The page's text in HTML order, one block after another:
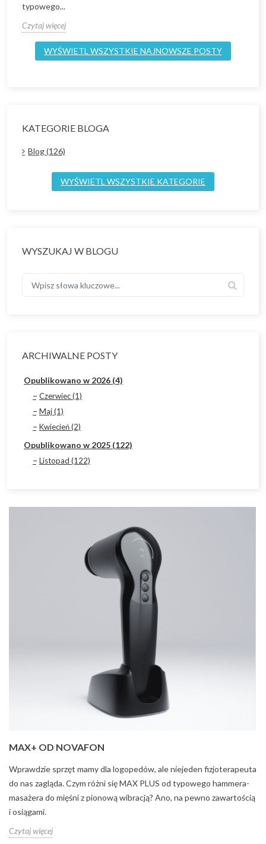
typowego...
Czytaj więcej
WYŚWIETL WSZYSTKIE NAJNOWSZE POSTY
KATEGORIE BLOGA
Blog (126)
WYŚWIETL WSZYSTKIE KATEGORIE
WYSZUKAJ W BLOGU
ARCHIWALNE POSTY
Opublikowano w 2026 (4)
Czerwiec (1)
Maj (1)
Kwiecień (2)
Opublikowano w 2025 (122)
Listopad (122)
MAX+ OD NOVAFON
Wprawdzie sprzęt mamy dla logopedów, ale niejeden fizjoterapeuta
do nas zagląda. Czym różni się MAX PLUS od typowego hammera-
masażera do mięśni z pionową wibracją? Ano, na pewno zawartością
i osiągami.
Czytaj więcej